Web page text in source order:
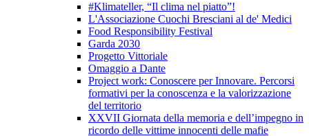
#Klimateller, “Il clima nel piatto”!
L'Associazione Cuochi Bresciani al de' Medici
Food Responsibility Festival
Garda 2030
Progetto Vittoriale
Omaggio a Dante
Project work: Conoscere per Innovare. Percorsi
formativi per la conoscenza e la valorizzazione
del territorio
XXVII Giornata della memoria e dell’impegno in
ricordo delle vittime innocenti delle mafie